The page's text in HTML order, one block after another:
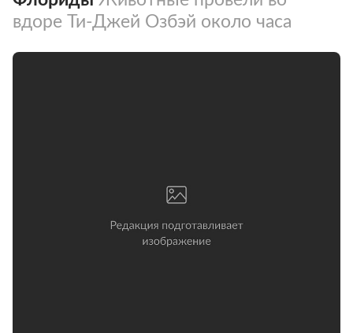
вдоре Ти-Джей Озбэй около часа